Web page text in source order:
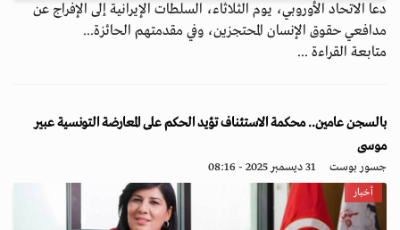
دعا الاتحاد الأوروبي، يوم الثلاثاء، السلطات الإيرانية إلى الإفراج عن
مدافعي حقوق الإنسان المحتجزين، وفي مقدمتهم الحائزة...
متابعة القراءة ...
بالسجن عامين.. محكمة الاستئناف تؤيد الحكم على المعارضة التونسية عبير
موسى
جسور بوست 31 ديسمبر 2025 - 08:16
أخبار